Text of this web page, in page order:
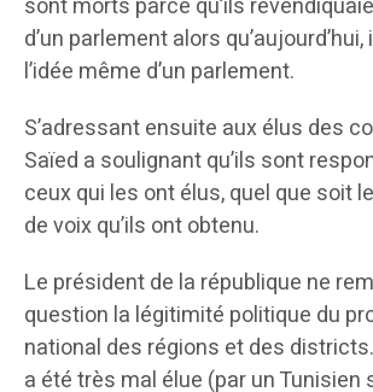
sont morts parce qu’ils
d’un parlement alors
l’idée même d’un parlement.
S’adressant ensuite aux élus des
Saïed a soulignant qu’ils sont
ceux qui les ont élus, quel que soit
de voix qu’ils ont obtenu.
Le président de la république ne
question la légitimité politique du
national des régions et des
a été très mal élue (par un Tunisien